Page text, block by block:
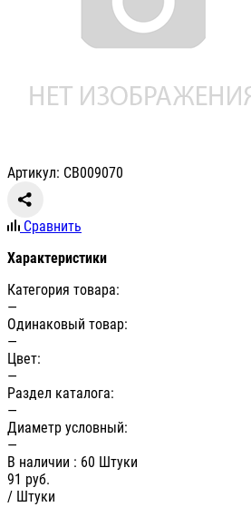
Артикул: СВ009070
Сравнить
Характеристики
Категория товара:
—
Одинаковый товар:
—
Цвет:
—
Раздел каталога:
—
Диаметр условный:
—
В наличии : 60 Штуки
91 руб.
/ Штуки